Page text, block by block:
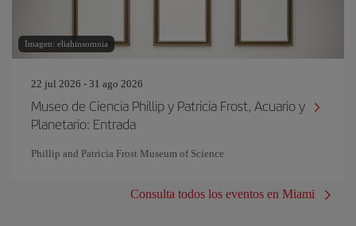
Imagen: eliahinsomnia
22 jul 2026 - 31 ago 2026
Museo de Ciencia Phillip y Patricia Frost, Acuario y
Planetario: Entrada
Phillip and Patricia Frost Museum of Science
Consulta todos los eventos en Miami